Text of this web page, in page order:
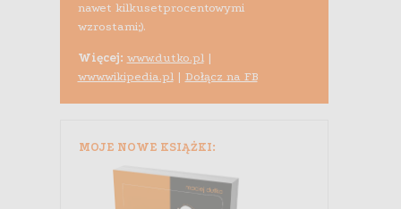
nawet kilkusetprocentowymi
wzrostami;).
Więcej: www.dutko.pl|
www.wikipedia.pl| Dołącz na FB
MOJE NOWE KSIĄŻKI: